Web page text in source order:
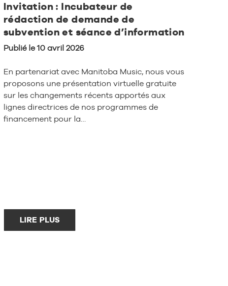
Invitation : Incubateur de
rédaction de demande de
subvention et séance d’information
Publié le 10 avril 2026
En partenariat avec Manitoba Music, nous vous
proposons une présentation virtuelle gratuite
sur les changements récents apportés aux
lignes directrices de nos programmes de
financement pour la…
LIRE PLUS